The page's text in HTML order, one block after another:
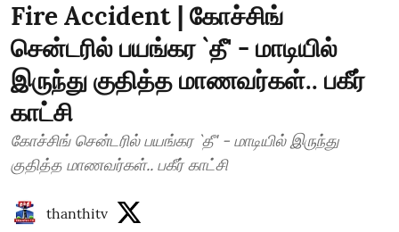
Fire Accident | கோச்சிங்
சென்டரில் பயங்கர `தீ' - மாடியில்
இருந்து குதித்த மாணவர்கள்.. பகீர்
காட்சி
கோச்சிங் சென்டரில் பயங்கர `தீ' - மாடியில் இருந்து
குதித்த மாணவர்கள்.. பகீர் காட்சி
thanthitv